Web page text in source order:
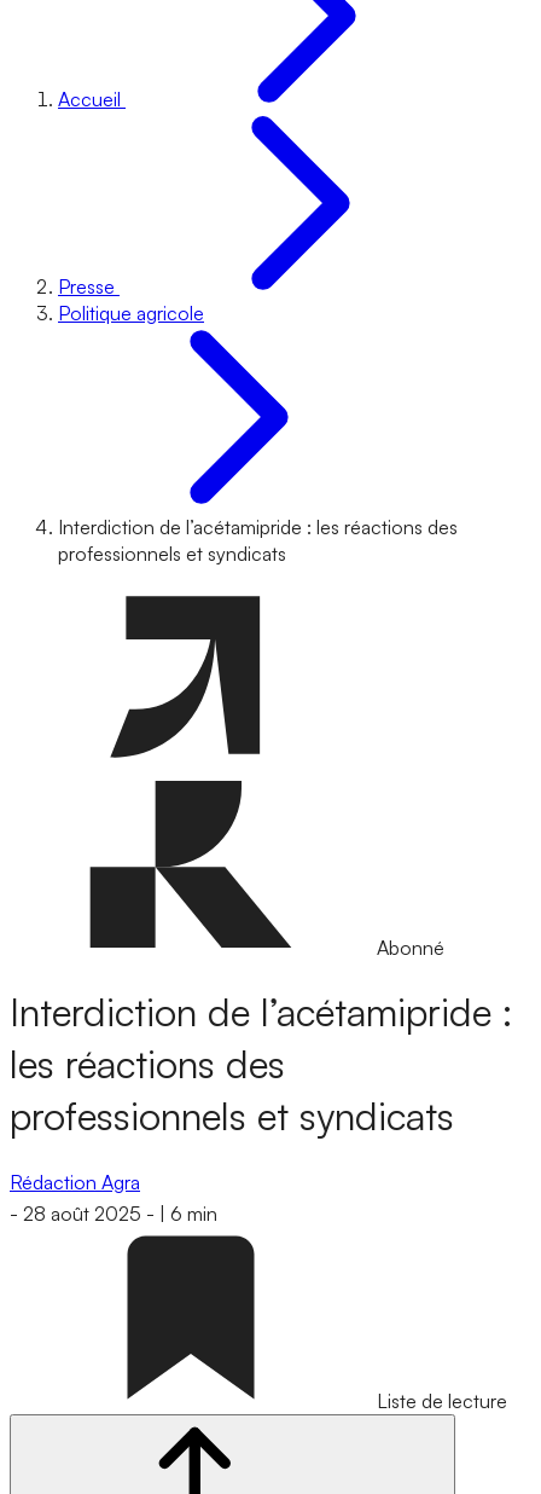
Accueil
Presse
Politique agricole
Interdiction de l’acétamipride : les réactions des
professionnels et syndicats
Abonné
Interdiction de l’acétamipride :
les réactions des
professionnels et syndicats
Rédaction Agra
- 28 août 2025 - 6 min
Liste de lecture